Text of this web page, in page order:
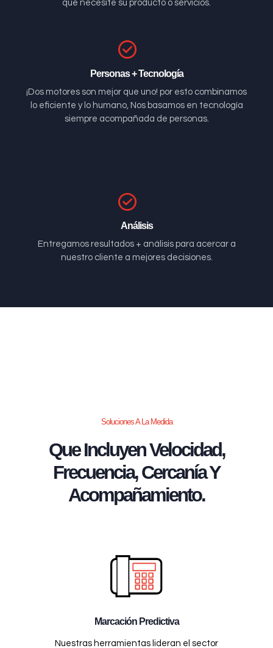
que necesite su producto o servicios.
Personas + Tecnología
¡Dos motores son mejor que uno! por esto combinamos
lo eficiente y lo humano, Nos basamos en tecnología
siempre acompañada de personas.
Análisis
Entregamos resultados + análisis para acercar a
nuestro cliente a mejores decisiones.
Soluciones A La Medida
Que Incluyen Velocidad,
Frecuencia, Cercanía Y
Acompañamiento.
Marcación Predictiva
Nuestras herramientas lideran el sector